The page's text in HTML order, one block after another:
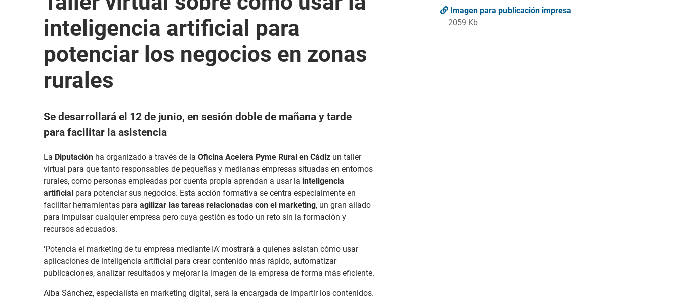
inteligencia artificial para
potenciar los negocios en zonas
rurales
Se desarrollará el 12 de junio, en sesión doble de mañana y tarde
para facilitar la asistencia
La Diputación ha organizado a través de la Oficina Acelera Pyme Rural en Cádiz un taller
virtual para que tanto responsables de pequeñas y medianas empresas situadas en entornos
rurales, como personas empleadas por cuenta propia aprendan a usar la inteligencia
artificial para potenciar sus negocios. Esta acción formativa se centra especialmente en
facilitar herramientas para agilizar las tareas relacionadas con el marketing, un gran aliado
para impulsar cualquier empresa pero cuya gestión es todo un reto sin la formación y
recursos adecuados.
‘Potencia el marketing de tu empresa mediante IA’ mostrará a quienes asistan cómo usar
aplicaciones de inteligencia artificial para crear contenido más rápido, automatizar
publicaciones, analizar resultados y mejorar la imagen de la empresa de forma más eficiente.
Alba Sánchez, especialista en marketing digital, será la encargada de impartir los contenidos.
Imagen para publicación impresa
2059 Kb